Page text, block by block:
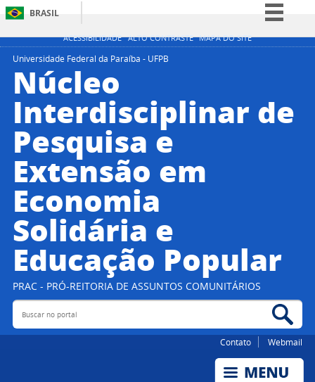
ACESSIBILIDADE ALTO CONTRASTE MAPA DO SITE
BRASIL
Simplifique!
Acesso à informação
Legislação
Universidade Federal da Paraíba - UFPB
Núcleo
Interdisciplinar de
Pesquisa e
Extensão em
Economia
Solidária e
Educação Popular
PRAC - PRÓ-REITORIA DE ASSUNTOS COMUNITÁRIOS
Buscar no portal
Contato Webmail